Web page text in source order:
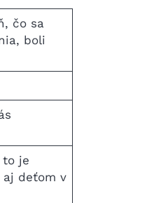
čo sa
boli
to je
deťom v